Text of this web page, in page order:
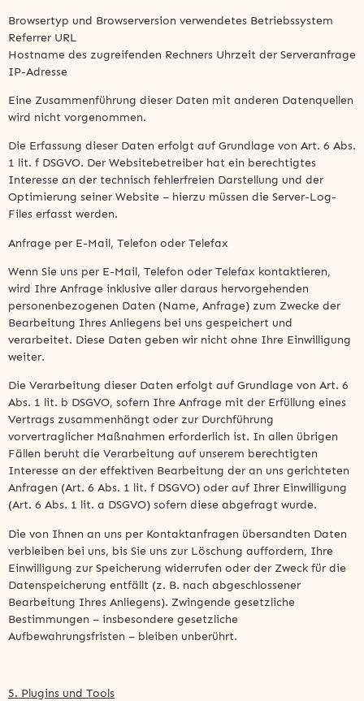
Browsertyp und Browserversion verwendetes Betriebssystem
Referrer URL
Hostname des zugreifenden Rechners Uhrzeit der Serveranfrage
IP-Adresse
Eine Zusammenführung dieser Daten mit anderen Datenquellen
wird nicht vorgenommen.
Die Erfassung dieser Daten erfolgt auf Grundlage von Art. 6 Abs.
1 lit. f DSGVO. Der Websitebetreiber hat ein berechtigtes
Interesse an der technisch fehlerfreien Darstellung und der
Optimierung seiner Website – hierzu müssen die Server-Log-
Files erfasst werden.
Anfrage per E-Mail, Telefon oder Telefax
Wenn Sie uns per E-Mail, Telefon oder Telefax kontaktieren,
wird Ihre Anfrage inklusive aller daraus hervorgehenden
personenbezogenen Daten (Name, Anfrage) zum Zwecke der
Bearbeitung Ihres Anliegens bei uns gespeichert und
verarbeitet. Diese Daten geben wir nicht ohne Ihre Einwilligung
weiter.
Die Verarbeitung dieser Daten erfolgt auf Grundlage von Art. 6
Abs. 1 lit. b DSGVO, sofern Ihre Anfrage mit der Erfüllung eines
Vertrags zusammenhängt oder zur Durchführung
vorvertraglicher Maßnahmen erforderlich ist. In allen übrigen
Fällen beruht die Verarbeitung auf unserem berechtigten
Interesse an der effektiven Bearbeitung der an uns gerichteten
Anfragen (Art. 6 Abs. 1 lit. f DSGVO) oder auf Ihrer Einwilligung
(Art. 6 Abs. 1 lit. a DSGVO) sofern diese abgefragt wurde.
Die von Ihnen an uns per Kontaktanfragen übersandten Daten
verbleiben bei uns, bis Sie uns zur Löschung auffordern, Ihre
Einwilligung zur Speicherung widerrufen oder der Zweck für die
Datenspeicherung entfällt (z. B. nach abgeschlossener
Bearbeitung Ihres Anliegens). Zwingende gesetzliche
Bestimmungen – insbesondere gesetzliche
Aufbewahrungsfristen – bleiben unberührt.
5. Plugins und Tools